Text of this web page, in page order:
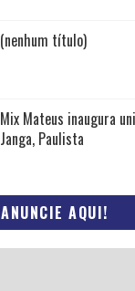
(nenhum título)
Mix Mateus inaugura
Janga, Paulista
ANUNCIE AQUI!